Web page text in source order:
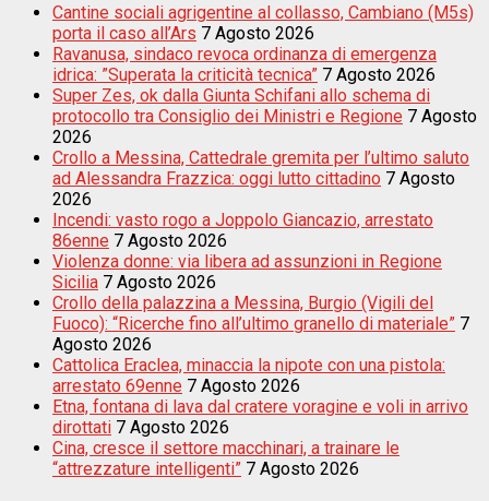
Cantine sociali agrigentine al collasso, Cambiano (M5s)
porta il caso all’Ars 7 Agosto 2026
Ravanusa, sindaco revoca ordinanza di emergenza
idrica: ”Superata la criticità tecnica” 7 Agosto 2026
Super Zes, ok dalla Giunta Schifani allo schema di
protocollo tra Consiglio dei Ministri e Regione 7 Agosto
2026
Crollo a Messina, Cattedrale gremita per l’ultimo saluto
ad Alessandra Frazzica: oggi lutto cittadino 7 Agosto
2026
Incendi: vasto rogo a Joppolo Giancazio, arrestato
86enne 7 Agosto 2026
Violenza donne: via libera ad assunzioni in Regione
Sicilia 7 Agosto 2026
Crollo della palazzina a Messina, Burgio (Vigili del
Fuoco): “Ricerche fino all’ultimo granello di materiale” 7
Agosto 2026
Cattolica Eraclea, minaccia la nipote con una pistola:
arrestato 69enne 7 Agosto 2026
Etna, fontana di lava dal cratere voragine e voli in arrivo
dirottati 7 Agosto 2026
Cina, cresce il settore macchinari, a trainare le
“attrezzature intelligenti” 7 Agosto 2026